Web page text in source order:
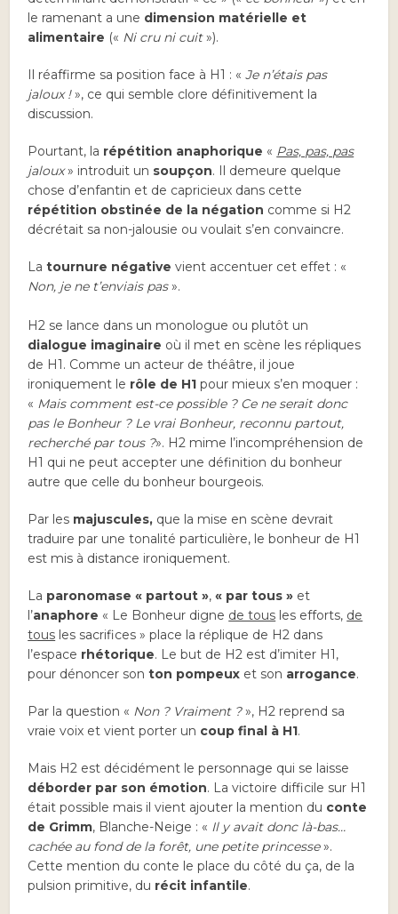
le ramenant a une dimension matérielle et
alimentaire (« Ni cru ni cuit»).
Il réaffirme sa position face à H1 : «Je n’étais pas
jaloux !», ce qui semble clore définitivement la
discussion.
Pourtant, la répétition anaphorique « Pas, pas, pas
jaloux» introduit un soupçon. Il demeure quelque
chose d’enfantin et de capricieux dans cette
répétition obstinée de la négation comme si H2
décrétait sa non-jalousie ou voulait s’en convaincre.
Latournure négative vient accentuer cet effet : «
Non, je ne t’enviais pas».
H2 se lance dans un monologue ou plutôt un
dialogue imaginaire où il met en scène les répliques
de H1. Comme un acteur de théâtre, il joue
ironiquement le rôle de H1 pour mieux s’en moquer :
« Mais comment est-ce possible ? Ce ne serait donc
pas le Bonheur ? Le vrai Bonheur, reconnu partout,
recherché par tous ?». H2 mime l’incompréhension de
H1 qui ne peut accepter une définition du bonheur
autre que celle du bonheur bourgeois.
Par les majuscules, que la mise en scène devrait
traduire par une tonalité particulière, le bonheur de H1
est mis à distance ironiquement.
La paronomase « partout »,« par tous » et
l’anaphore « Le Bonheur digne de tous les efforts, de
tous les sacrifices » place la réplique de H2 dans
l’espace rhétorique. Le but de H2 est d’imiter H1,
pour dénoncer son ton pompeux et son arrogance.
Par la question « Non ? Vraiment ?», H2 reprend sa
vraie voix et vient porter un coup final à H1.
Mais H2 est décidément le personnage qui se laisse
déborder par son émotion. La victoire difficile sur H1
était possible mais il vient ajouter la mention du conte
de Grimm, Blanche-Neige : « Il y avait donc là-bas…
cachée au fond de la forêt, une petite princesse».
Cette mention du conte le place du côté du ça, de la
pulsion primitive, du récit infantile.